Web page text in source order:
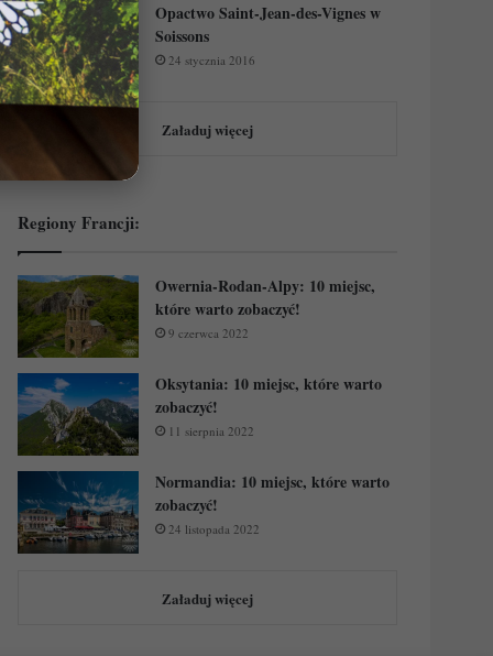
Opactwo Saint-Jean-des-Vignes w
Soissons
24 stycznia 2016
Załaduj więcej
Regiony Francji:
Owernia-Rodan-Alpy: 10 miejsc,
które warto zobaczyć!
9 czerwca 2022
Oksytania: 10 miejsc, które warto
zobaczyć!
11 sierpnia 2022
Normandia: 10 miejsc, które warto
zobaczyć!
24 listopada 2022
Załaduj więcej